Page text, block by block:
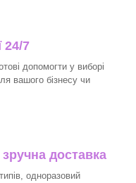
24/7
допомогти у виборі
вашого бізнесу чи
доставка
одноразовий